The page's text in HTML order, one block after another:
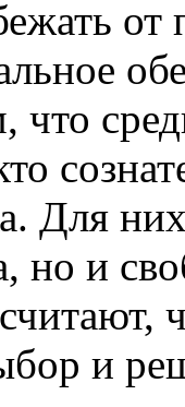
от
что
Для
но и
и